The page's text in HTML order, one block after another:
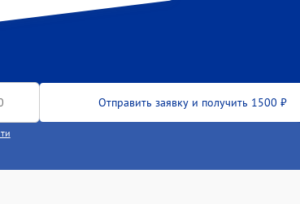
Отправить заявку и получить 1500 ₽